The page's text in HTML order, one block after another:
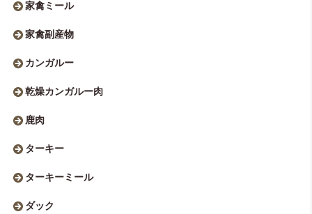
家禽ミール
家禽副産物
カンガルー
乾燥カンガルー肉
鹿肉
ターキー
ターキーミール
ダック